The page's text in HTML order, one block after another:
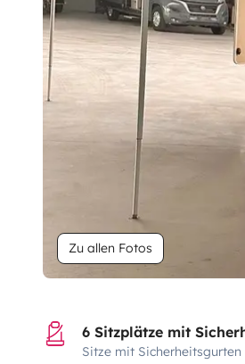
Zu allen Fotos
6 Sitzplätze mit
Sitze mit Sicherheitsgurten